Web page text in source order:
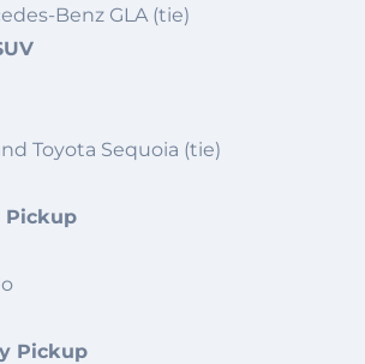
Benz GLA (tie)
Toyota Sequoia (tie)
Pickup
Pickup